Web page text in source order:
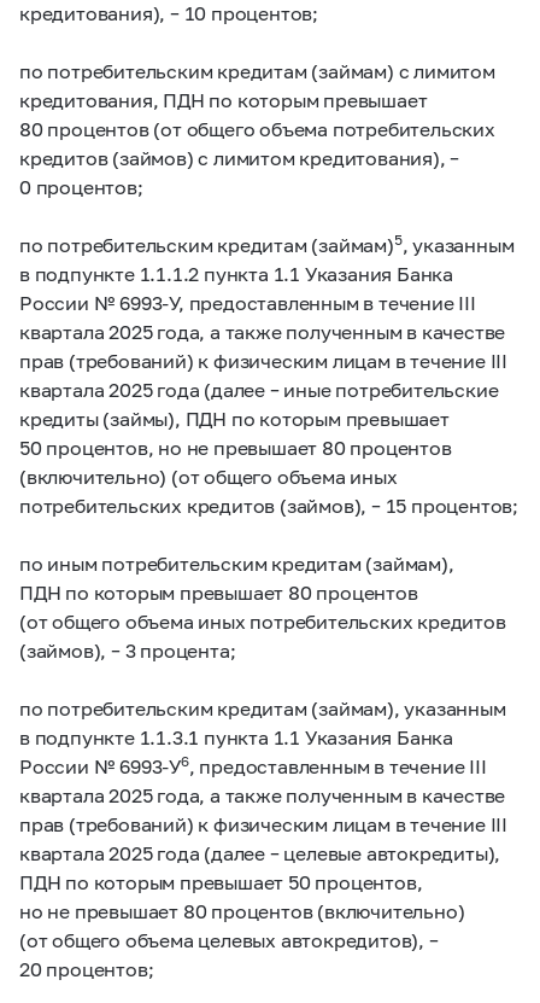
кредитования), – 10 процентов;
по потребительским кредитам (займам) с лимитом
кредитования, ПДН по которым превышает
80 процентов (от общего объема потребительских
кредитов (займов) с лимитом кредитования), –
0 процентов;
по потребительским кредитам (займам)5, указанным
в подпункте 1.1.1.2 пункта 1.1 Указания Банка
России №6993-У, предоставленным в течение III
квартала 2025 года, а также полученным в качестве
прав (требований) к физическим лицам в течение III
квартала 2025 года (далее – иные потребительские
кредиты (займы), ПДН по которым превышает
50 процентов, но не превышает 80 процентов
(включительно) (от общего объема иных
потребительских кредитов (займов), – 15 процентов;
по иным потребительским кредитам (займам),
ПДН по которым превышает 80 процентов
(от общего объема иных потребительских кредитов
(займов), – 3 процента;
по потребительским кредитам (займам), указанным
в подпункте 1.1.3.1 пункта 1.1 Указания Банка
России № 6993-У6, предоставленным в течение III
квартала 2025 года, а также полученным в качестве
прав (требований) к физическим лицам в течение III
квартала 2025 года (далее – целевые автокредиты),
ПДН по которым превышает 50 процентов,
но не превышает 80 процентов (включительно)
(от общего объема целевых автокредитов), –
20 процентов;